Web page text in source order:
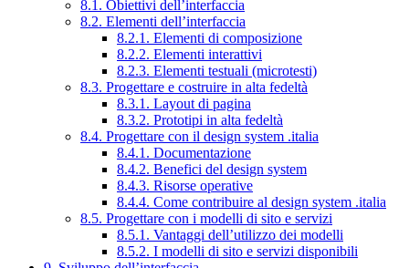
8.1. Obiettivi dell’interfaccia
8.2. Elementi dell’interfaccia
8.2.1. Elementi di composizione
8.2.2. Elementi interattivi
8.2.3. Elementi testuali (microtesti)
8.3. Progettare e costruire in alta fedeltà
8.3.1. Layout di pagina
8.3.2. Prototipi in alta fedeltà
8.4. Progettare con il design system .italia
8.4.1. Documentazione
8.4.2. Benefici del design system
8.4.3. Risorse operative
8.4.4. Come contribuire al design system .italia
8.5. Progettare con i modelli di sito e servizi
8.5.1. Vantaggi dell’utilizzo dei modelli
8.5.2. I modelli di sito e servizi disponibili